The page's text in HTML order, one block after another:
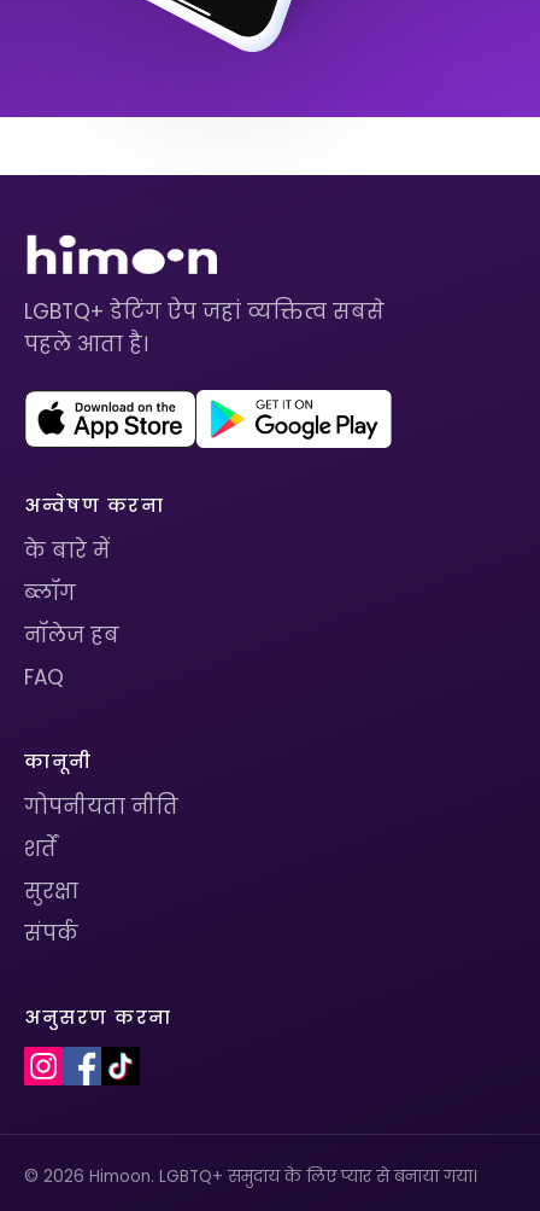
LGBTQ+ डेटिंग ऐप जहां व्यक्तित्व सबसे
पहले आता है।
अन्वेषण करना
के बारे में
ब्लॉग
नॉलेज हब
FAQ
कानूनी
गोपनीयता नीति
शर्तें
सुरक्षा
संपर्क
अनुसरण करना
© 2026 Himoon. LGBTQ+ समुदाय के लिए प्यार से बनाया गया।